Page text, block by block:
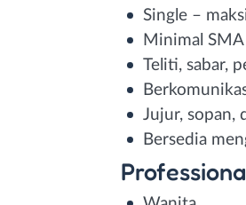
Single –
Minimal
Teliti, sabar,
Jujur, sopan,
Bersedia